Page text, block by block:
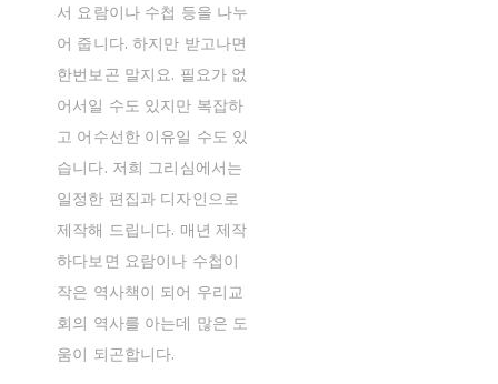
서 요람이나 수첩 등을 나누
어 줍니다. 하지만 받고나면
한번보곤 말지요. 필요가 없
어서일 수도 있지만 복잡하
고 어수선한 이유일 수도 있
습니다. 저희 그리심에서는
일정한 편집과 디자인으로
제작해 드립니다. 매년 제작
하다보면 요람이나 수첩이
작은 역사책이 되어 우리교
회의 역사를 아는데 많은 도
움이 되곤합니다.